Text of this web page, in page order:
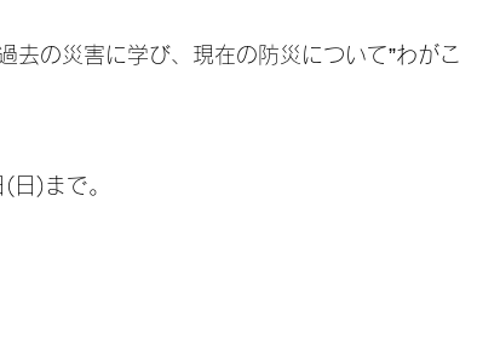
の災害に学び、現在の防災について”わがこ
)まで。